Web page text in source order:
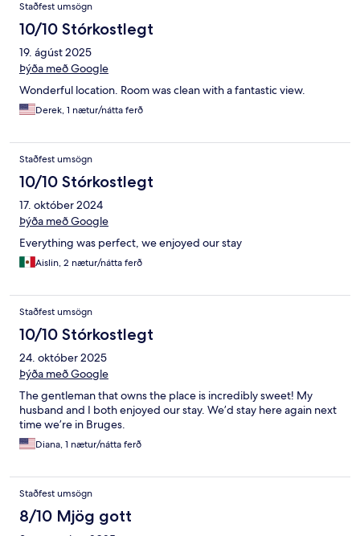
Staðfest umsögn
10/10 Stórkostlegt
19. ágúst 2025
Þýða með Google
Wonderful location. Room was clean with a fantastic view.
Derek, 1 nætur/nátta ferð
Staðfest umsögn
10/10 Stórkostlegt
17. október 2024
Þýða með Google
Everything was perfect, we enjoyed our stay
Aislin, 2 nætur/nátta ferð
Staðfest umsögn
10/10 Stórkostlegt
24. október 2025
Þýða með Google
The gentleman that owns the place is incredibly sweet! My
husband and I both enjoyed our stay. We’d stay here again next
time we’re in Bruges.
Diana, 1 nætur/nátta ferð
Staðfest umsögn
8/10 Mjög gott